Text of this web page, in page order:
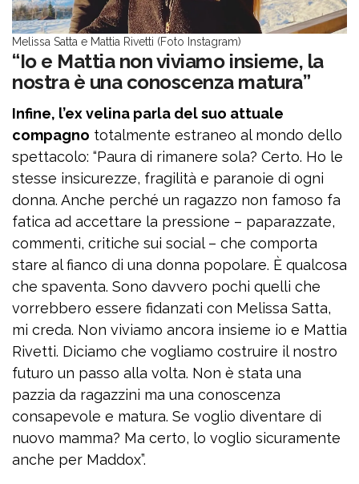
Melissa Satta e Mattia Rivetti (Foto Instagram)
“Io e Mattia non viviamo insieme, la
nostra è una conoscenza matura”
Infine, l’ex velina parla del suo attuale
compagno totalmente estraneo al mondo dello
spettacolo: “Paura di rimanere sola? Certo. Ho le
stesse insicurezze, fragilità e paranoie di ogni
donna. Anche perché un ragazzo non famoso fa
fatica ad accettare la pressione – paparazzate,
commenti, critiche sui social – che comporta
stare al fianco di una donna popolare. È qualcosa
che spaventa. Sono davvero pochi quelli che
vorrebbero essere fidanzati con Melissa Satta,
mi creda. Non viviamo ancora insieme io e Mattia
Rivetti. Diciamo che vogliamo costruire il nostro
futuro un passo alla volta. Non è stata una
pazzia da ragazzini ma una conoscenza
consapevole e matura. Se voglio diventare di
nuovo mamma? Ma certo, lo voglio sicuramente
anche per Maddox”.